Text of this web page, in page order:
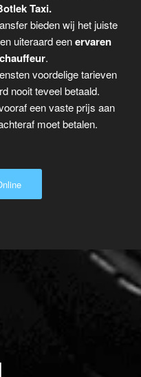
Taxi.
bieden wij het juiste
uiteraard eenervaren
.
voordelige tarieven
nooit teveel betaald.
een vaste prijs aan
moet betalen.